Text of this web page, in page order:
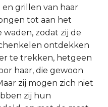
grillen van haar
tot aan het
zodat zij de
ontdekken
te trekken, hetgeen
haar, die gewoon
zij mogen zich niet
zij hun